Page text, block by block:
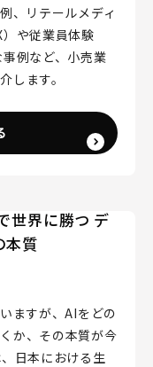
、リテールメディ
や従業員体験
事例など、小売業
します。
世界に勝つ デ
本質
ますが、AIをどの
か、その本質が今
日本における生